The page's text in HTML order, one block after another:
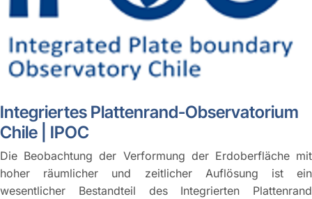
Integriertes Plattenrand-Observatorium
Chile | IPOC
Die Beobachtung der Verformung der Erdoberfläche mit
hoher räumlicher und zeitlicher Auflösung ist ein
wesentlicher Bestandteil des Integrierten Plattenrand